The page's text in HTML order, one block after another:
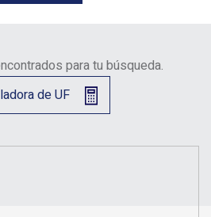
para tu búsqueda.
de UF